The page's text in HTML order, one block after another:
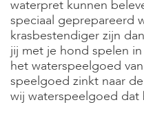
d
e
r
i
j
B
l
waterpret kunnen
speciaal geprepareerd
krasbestendiger zijn
jij met je hond spelen
het waterspeelgoed
speelgoed zinkt naar
wij waterspeelgoed dat